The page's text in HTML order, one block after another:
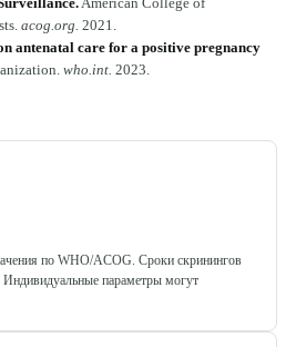
acog.org 2021
antenatal care for a positive pregnancy
who.int 2023
по WHO/ACOG. Сроки скринингов
параметры могут